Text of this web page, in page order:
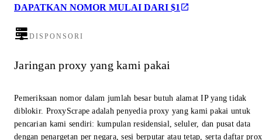
DAPATKAN NOMOR MULAI DARI $1
DISPONSORI
Jaringan proxy yang kami pakai
Pemeriksaan nomor dalam jumlah besar butuh alamat IP yang tidak
diblokir. ProxyScrape adalah penyedia proxy yang kami pakai untuk
pencarian kami sendiri: kumpulan residensial, seluler, dan pusat data
dengan penargetan per negara, sesi berputar atau tetap, serta daftar